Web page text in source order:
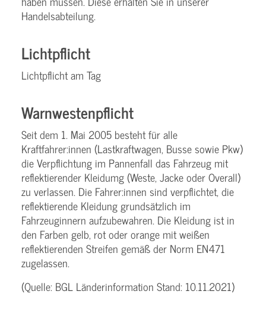
Handelsabteilung.
Lichtpflicht
Lichtpflicht am Tag
Warnwestenpflicht
Seit dem 1. Mai 2005 besteht für alle
Kraftfahrer:innen (Lastkraftwagen, Busse sowie Pkw)
die Verpflichtung im Pannenfall das Fahrzeug mit
reflektierender Kleidumg (Weste, Jacke oder Overall)
zu verlassen. Die Fahrer:innen sind verpflichtet, die
reflektierende Kleidung grundsätzlich im
Fahrzeuginnern aufzubewahren. Die Kleidung ist in
den Farben gelb, rot oder orange mit weißen
reflektierenden Streifen gemäß der Norm EN471
zugelassen.
(Quelle: BGL Länderinformation Stand: 10.11.2021)